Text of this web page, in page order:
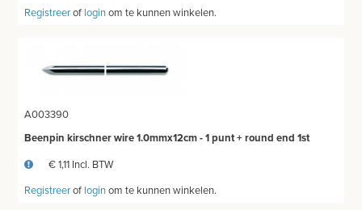
NAGEL INSTRUMENTEN
CASTRATIE
ELEVATORS
Registreerof loginom te kunnen winkelen.
A003390
Beenpin kirschner wire 1.0mmx12cm - 1 punt + round end 1st
€ 1,11 Incl. BTW
Registreerof loginom te kunnen winkelen.